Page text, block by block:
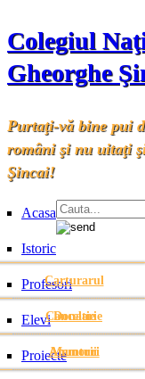
Colegiul
Gheorghe
Purtaţi-vă bine pui
români şi nu uitaţi
Şincai!
Acasa
Istoric
Carturarul
Donatie
Memorii
Profesori
Cancelarie
Anunturi
Elevi
Anunturi
Proiecte